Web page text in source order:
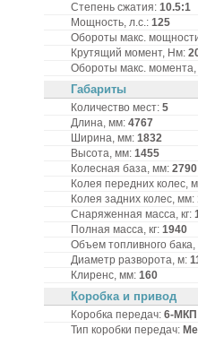
Степень сжатия: 10.5:1
Мощность, л.с.: 125
Обороты макс.
Крутящий момент, Нм:
Обороты макс.
Габариты
Количество мест: 5
Длина, мм: 4767
Ширина, мм: 1832
Высота, мм: 1455
Колесная база, мм: 2790
Колея передних колес,
Колея задних колес, мм:
Снаряженная масса, кг:
Полная масса, кг: 1940
Объем топливного
Диаметр разворота, м:
Клиренс, мм: 160
Коробка и привод
Коробка передач: 6-MКП
Тип коробки передач: